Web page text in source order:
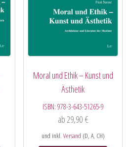
Moral und Ethik – Kunst und
Ästhetik
ISBN: 978-3-643-51265-9
ab 29,90 €
und inkl. Versand (D, A, CH)